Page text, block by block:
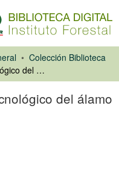
Colección Biblioteca
Nace centro tecnológico del álamo
del álamo